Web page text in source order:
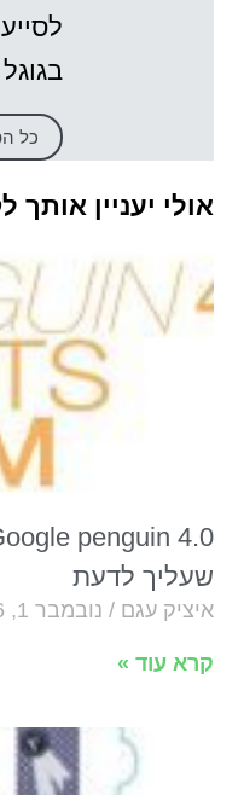
כל
אולי יעניין אותך
שעליך לדעת
איציק עגם נובמבר 1, 2016
קרא עוד »